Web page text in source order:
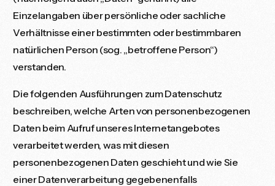
Einzelangaben über persönliche oder sachliche
Verhältnisse einer bestimmten oder bestimmbaren
natürlichen Person (sog. „betroffene Person“)
verstanden.
Die folgenden Ausführungen zum Datenschutz
beschreiben, welche Arten von personenbezogenen
Daten beim Aufruf unseres Internetangebotes
verarbeitet werden, was mit diesen
personenbezogenen Daten geschieht und wie Sie
einer Datenverarbeitung gegebenenfalls